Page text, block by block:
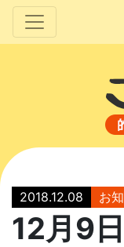
2018.12.08 お
12月9